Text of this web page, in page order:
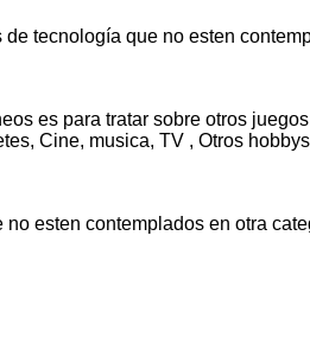
de tecnología que no esten
es para tratar sobre otros
Cine, musica, TV , Otros
no esten contemplados en otra